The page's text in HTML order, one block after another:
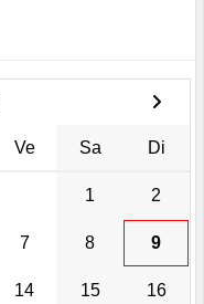
Ve Sa Di
1 2
7 8 9
14 15 16